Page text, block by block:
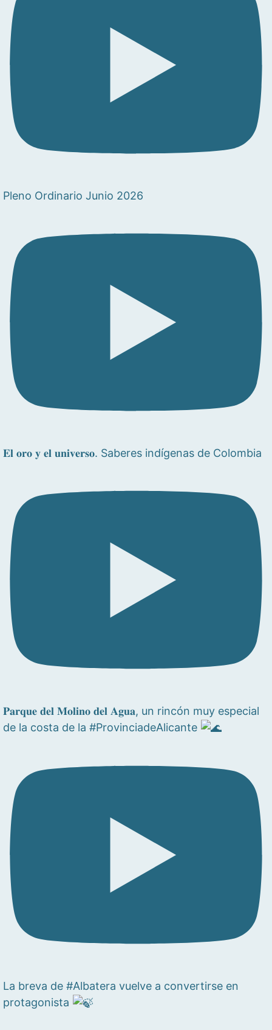
Pleno Ordinario Junio 2026
𝐄𝐥 𝐨𝐫𝐨 𝐲 𝐞𝐥 𝐮𝐧𝐢𝐯𝐞𝐫𝐬𝐨. Saberes indígenas de Colombia
𝐏𝐚𝐫𝐪𝐮𝐞 𝐝𝐞𝐥 𝐌𝐨𝐥𝐢𝐧𝐨 𝐝𝐞𝐥 𝐀𝐠𝐮𝐚, un rincón muy especial
de la costa de la #ProvinciadeAlicante
La breva de #Albatera vuelve a convertirse en
protagonista